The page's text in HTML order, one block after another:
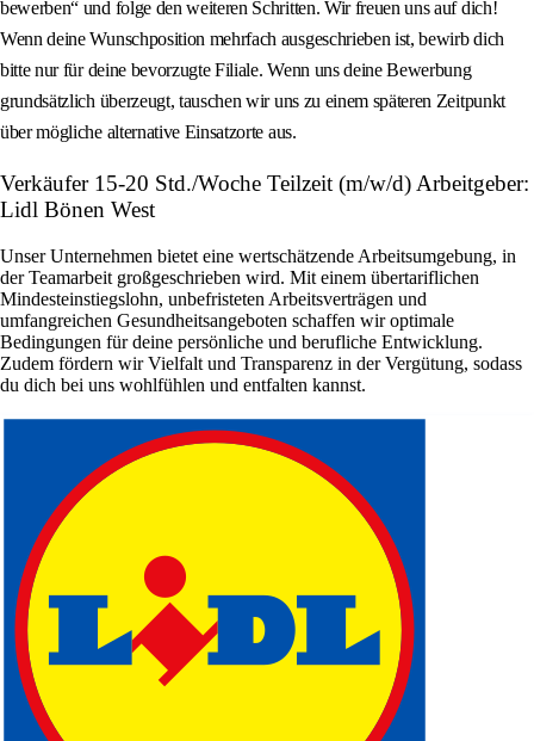
bewerben“ und folge den weiteren Schritten. Wir freuen uns auf dich!
Wenn deine Wunschposition mehrfach ausgeschrieben ist, bewirb dich
bitte nur für deine bevorzugte Filiale. Wenn uns deine Bewerbung
grundsätzlich überzeugt, tauschen wir uns zu einem späteren Zeitpunkt
über mögliche alternative Einsatzorte aus.
Verkäufer 15-20 Std./Woche Teilzeit (m/w/d) Arbeitgeber:
Lidl Bönen West
Unser Unternehmen bietet eine wertschätzende Arbeitsumgebung, in
der Teamarbeit großgeschrieben wird. Mit einem übertariflichen
Mindesteinstiegslohn, unbefristeten Arbeitsverträgen und
umfangreichen Gesundheitsangeboten schaffen wir optimale
Bedingungen für deine persönliche und berufliche Entwicklung.
Zudem fördern wir Vielfalt und Transparenz in der Vergütung, sodass
du dich bei uns wohlfühlen und entfalten kannst.